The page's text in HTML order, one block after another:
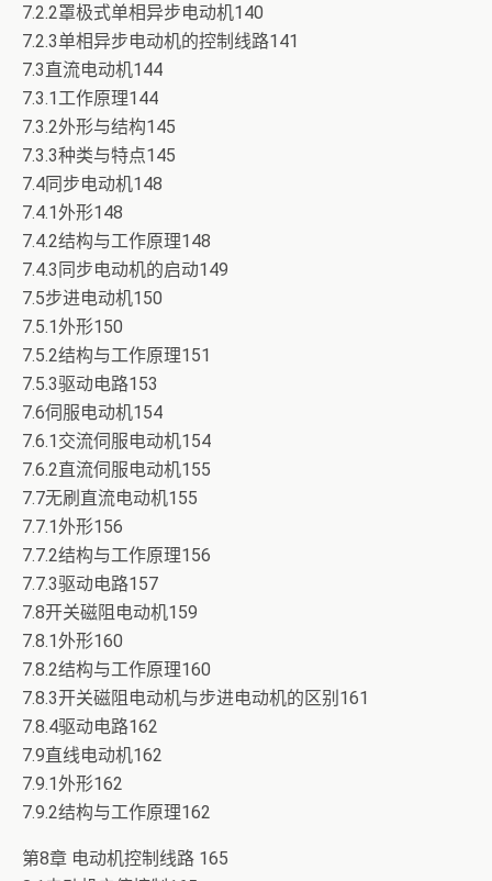
7.2.2罩极式单相异步电动机140
7.2.3单相异步电动机的控制线路141
7.3直流电动机144
7.3.1工作原理144
7.3.2外形与结构145
7.3.3种类与特点145
7.4同步电动机148
7.4.1外形148
7.4.2结构与工作原理148
7.4.3同步电动机的启动149
7.5步进电动机150
7.5.1外形150
7.5.2结构与工作原理151
7.5.3驱动电路153
7.6伺服电动机154
7.6.1交流伺服电动机154
7.6.2直流伺服电动机155
7.7无刷直流电动机155
7.7.1外形156
7.7.2结构与工作原理156
7.7.3驱动电路157
7.8开关磁阻电动机159
7.8.1外形160
7.8.2结构与工作原理160
7.8.3开关磁阻电动机与步进电动机的区别161
7.8.4驱动电路162
7.9直线电动机162
7.9.1外形162
7.9.2结构与工作原理162
第8章 电动机控制线路 165